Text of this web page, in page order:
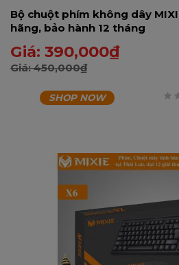
Bộ chuột phím không dây
hãng, bảo hành 12 tháng
Giá: 390,000₫
Giá:450,000₫
SHOP NOW